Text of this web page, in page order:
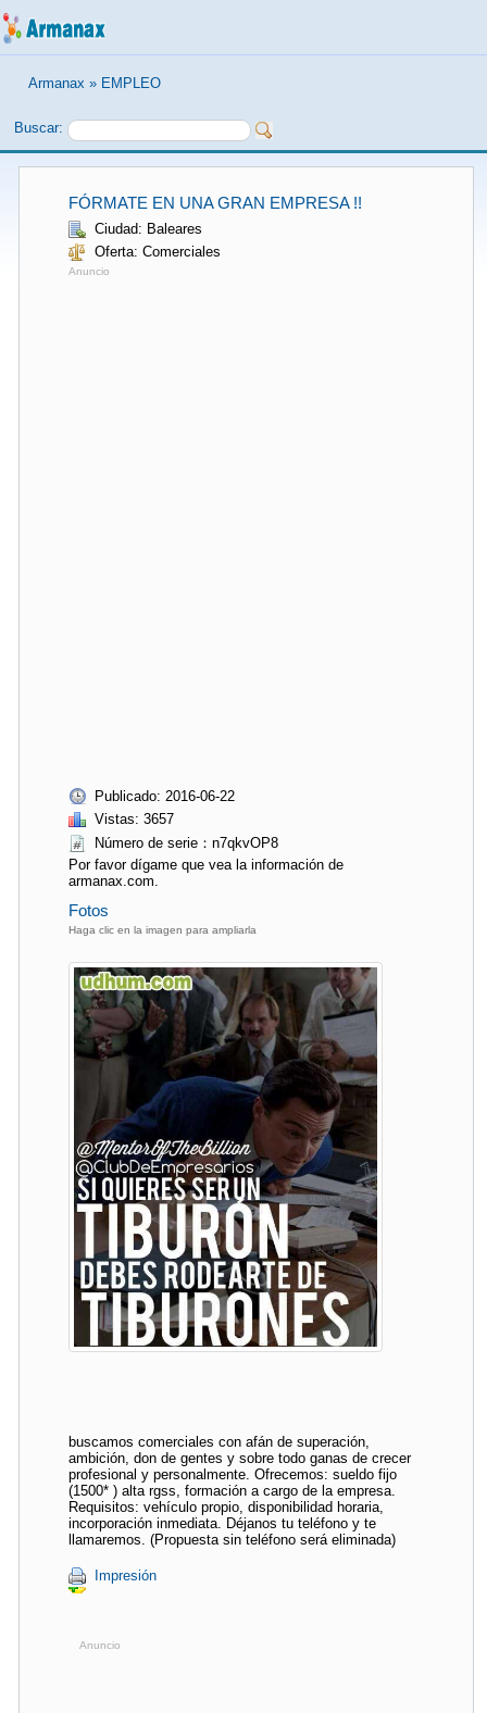
Armanax » EMPLEO
Buscar:
FÓRMATE EN UNA GRAN EMPRESA !!
Ciudad: Baleares
Oferta: Comerciales
Anuncio
Publicado: 2016-06-22
Vistas: 3657
Número de serie：n7qkvOP8
Por favor dígame que vea la información de
armanax.com.
Fotos
Haga clic en la imagen para ampliarla
buscamos comerciales con afán de superación,
ambición, don de gentes y sobre todo ganas de crecer
profesional y personalmente. Ofrecemos: sueldo fijo
(1500* ) alta rgss, formación a cargo de la empresa.
Requisitos: vehículo propio, disponibilidad horaria,
incorporación inmediata. Déjanos tu teléfono y te
llamaremos. (Propuesta sin teléfono será eliminada)
Impresión
Anuncio